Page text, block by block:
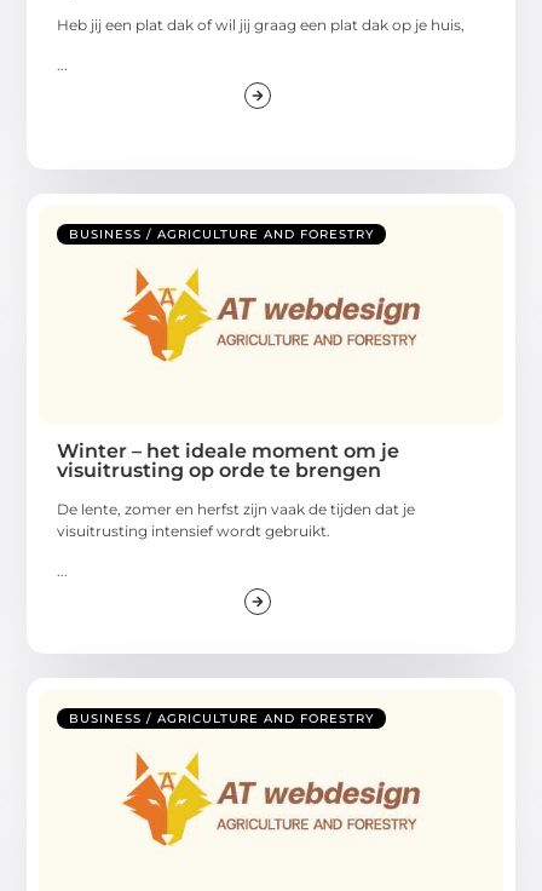
Heb jij een plat dak of wil jij graag een plat dak op je huis,
BUSINESS / AGRICULTURE AND FORESTRY
Winter – het ideale moment om je
visuitrusting op orde te brengen
De lente, zomer en herfst zijn vaak de tijden dat je
visuitrusting intensief wordt gebruikt.
BUSINESS / AGRICULTURE AND FORESTRY